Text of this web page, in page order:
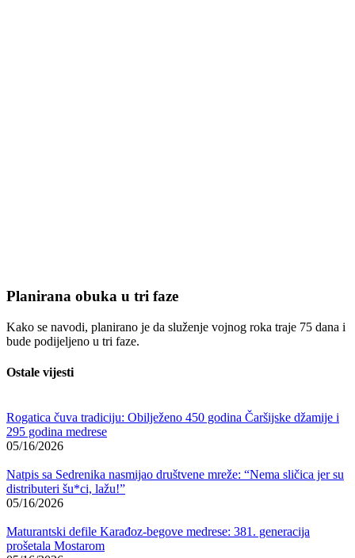
Planirana obuka u tri faze
Kako se navodi, planirano je da služenje vojnog roka traje 75 dana i
bude podijeljeno u tri faze.
Ostale vijesti
Rogatica čuva tradiciju: Obilježeno 450 godina Čaršijske džamije i
295 godina medrese
05/16/2026
Natpis sa Sedrenika nasmijao društvene mreže: “Nema sličica jer su
distributeri šu*ci, lažu!”
05/16/2026
Maturantski defile Karađoz-begove medrese: 381. generacija
prošetala Mostarom